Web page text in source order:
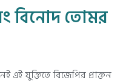
বিনোদ তোমর
এই যুক্তিতে বিজেপির প্রাক্তন